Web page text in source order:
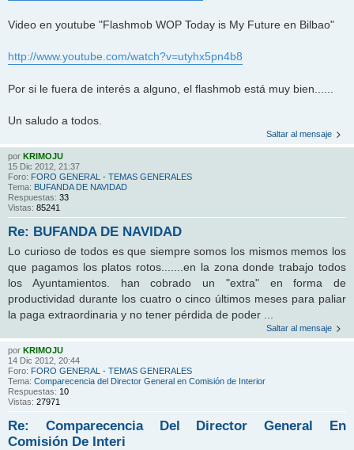
Video en youtube "Flashmob WOP Today is My Future en Bilbao"
http://www.youtube.com/watch?v=utyhx5pn4b8
Por si le fuera de interés a alguno, el flashmob está muy bien......
Un saludo a todos.
Saltar al mensaje
por KRIMOJU
15 Dic 2012, 21:37
Foro: FORO GENERAL - TEMAS GENERALES
Tema: BUFANDA DE NAVIDAD
Respuestas: 33
Vistas: 85241
Re: BUFANDA DE NAVIDAD
Lo curioso de todos es que siempre somos los mismos memos los
que pagamos los platos rotos.......en la zona donde trabajo todos
los Ayuntamientos. han cobrado un "extra" en forma de
productividad durante los cuatro o cinco últimos meses para paliar
la paga extraordinaria y no tener pérdida de poder ...
Saltar al mensaje
por KRIMOJU
14 Dic 2012, 20:44
Foro: FORO GENERAL - TEMAS GENERALES
Tema: Comparecencia del Director General en Comisión de Interior
Respuestas: 10
Vistas: 27971
Re: Comparecencia Del Director General En
Comisión De Interi